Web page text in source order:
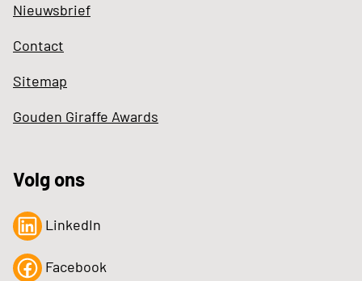
Nieuwsbrief
Contact
Sitemap
Gouden Giraffe Awards
Volg ons
LinkedIn
Facebook